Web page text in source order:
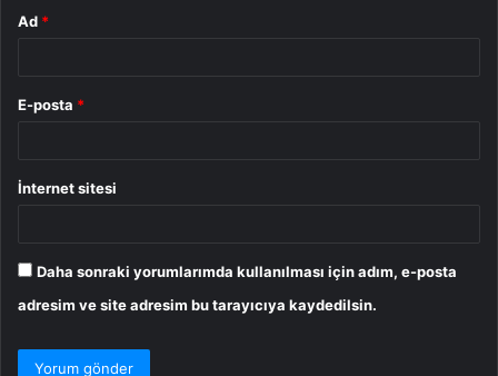
Ad *
E-posta *
İnternet sitesi
Daha sonraki yorumlarımda kullanılması için adım, e-posta
adresim ve site adresim bu tarayıcıya kaydedilsin.